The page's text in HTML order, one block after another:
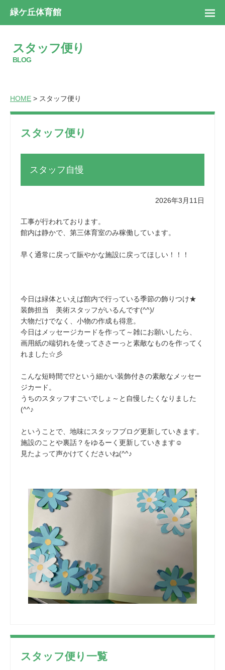
緑ケ丘体育館
スタッフ便り
BLOG
HOME > スタッフ便り
スタッフ便り
スタッフ自慢
2026年3月11日
工事が行われております。
館内は静かで、第三体育室のみ稼働しています。
早く通常に戻って賑やかな施設に戻ってほしい！！！
今日は緑体といえば館内で行っている季節の飾りつけ★
装飾担当 美術スタッフがいるんです(^^)/
大物だけでなく、小物の作成も得意。
今日はメッセージカードを作って～雑にお願いしたら、
画用紙の端切れを使ってささーっと素敵なものを作ってく
れました☆彡
こんな短時間で⁉という細かい装飾付きの素敵なメッセー
ジカード。
うちのスタッフすごいでしょ～と自慢したくなりました
(^^♪
ということで、地味にスタッフブログ更新していきます。
施設のことや裏話？をゆるーく更新していきます☺
見たよって声かけてくださいね(^^♪
スタッフ便り一覧